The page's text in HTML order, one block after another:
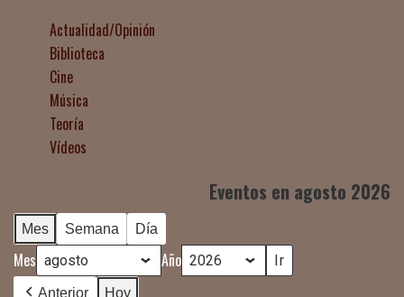
Actualidad/Opinión
Biblioteca
Cine
Música
Teoría
Vídeos
Eventos en agosto 2026
Mes Semana Día
Mes Año
Anterior Hoy